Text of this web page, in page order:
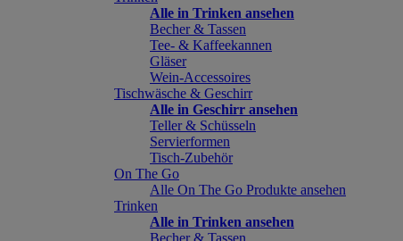
Alle in Trinken ansehen
Becher & Tassen
Tee- & Kaffeekannen
Gläser
Wein-Accessoires
Tischwäsche & Geschirr
Alle in Geschirr ansehen
Teller & Schüsseln
Servierformen
Tisch-Zubehör
On The Go
Alle On The Go Produkte ansehen
Trinken
Alle in Trinken ansehen
Becher & Tassen